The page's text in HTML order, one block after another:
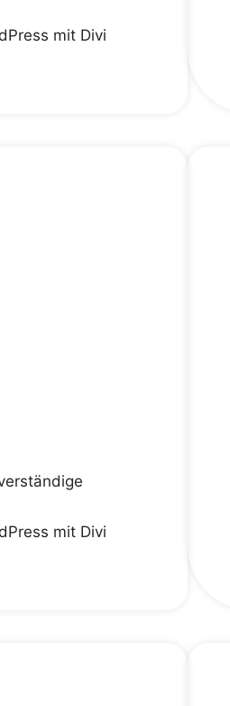
mit Divi
mit Divi